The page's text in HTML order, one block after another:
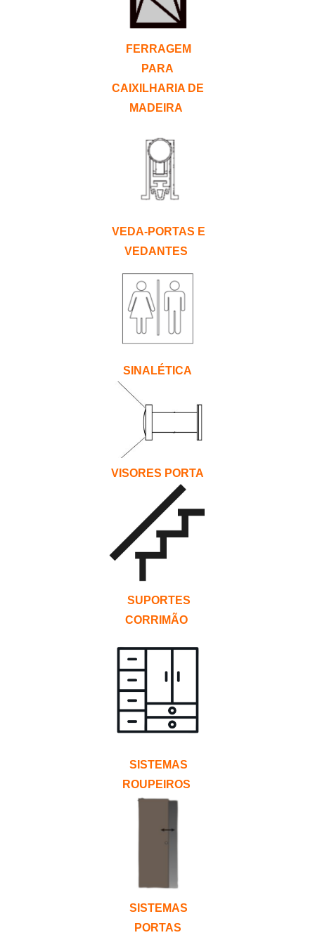
FERRAGEM
PARA
CAIXILHARIA DE
MADEIRA
VEDA-PORTAS E
VEDANTES
SINALÉTICA
VISORES PORTA
SUPORTES
CORRIMÃO
SISTEMAS
ROUPEIROS
SISTEMAS
PORTAS